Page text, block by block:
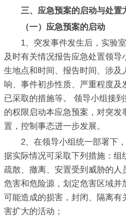
三、应急预案的启动与处置
（一）应急预案的启动
1、突发事件发生后，实验室
及时有关情况报告应急处置领导
生地点和时间、报告时间、涉及
响、事件初步性质、严重程度及
已采取的措施等。 领导小组接
的权限启动本应急预案，对突发
置，控制事态进一步发展。
2、在领导小组统一部署下，
据实际情况可采取下列措施：组
疏散、撤离、安置受到威胁的人
危害和危险源，划定危害区域并
可能造成的损害，封闭、隔离有
害扩大的活动；